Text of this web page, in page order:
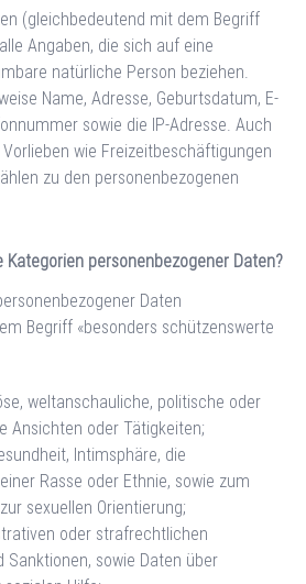
(gleichbedeutend mit dem Begriff
Angaben, die sich auf eine
natürliche Person beziehen.
Name, Adresse, Geburtsdatum, E-
sowie die IP-Adresse. Auch
wie Freizeitbeschäftigungen
zu den personenbezogenen
Kategorien personenbezogener Daten?
Daten
Begriff «besonders schützenswerte
weltanschauliche, politische oder
Ansichten oder Tätigkeiten;
Intimsphäre, die
Rasse oder Ethnie, sowie zum
sexuellen Orientierung;
oder strafrechtlichen
Sanktionen, sowie Daten über